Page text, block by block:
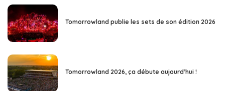
Tomorrowland publie les sets de son édition 2026
Tomorrowland 2026, ça débute aujourd’hui !